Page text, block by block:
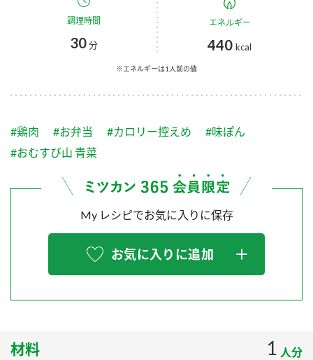
スープ 中華
ふりかけ おすしの素
炊き込みご飯の素 米飯用調味液
Fibee
つゆ
納豆のサイト
三ツ判山吹
スペシャルサイト
お酢を知ろう！
すしラボ
納豆の豆知識
企業理念
ミツカンの歴史
ミツカンを知る
環境への取り組み
MIM（ミツカンミュージアム）
お客様相談センター
お客様の声をいかしました
販売終了製品のご案内
よくあるご質問
調理時間
30分
エネルギー
440 kcal
※エネルギーは1人前の値
#鶏肉 #お弁当 #カロリー控えめ
#味ぽん
#おむすび山 青菜
My レシピでお気に入りに保存
お気に入りに追加
材料 1 人分